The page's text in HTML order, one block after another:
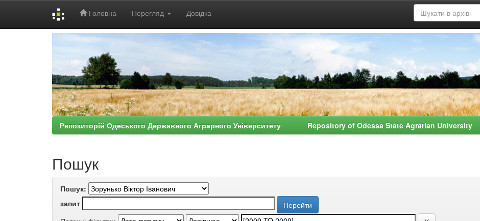
Головна Перегляд Довідка
Репозиторій Одеського Державного Аграрного Університету Repository of Odessa State Agrarian
Пошук
Пошук:
запит